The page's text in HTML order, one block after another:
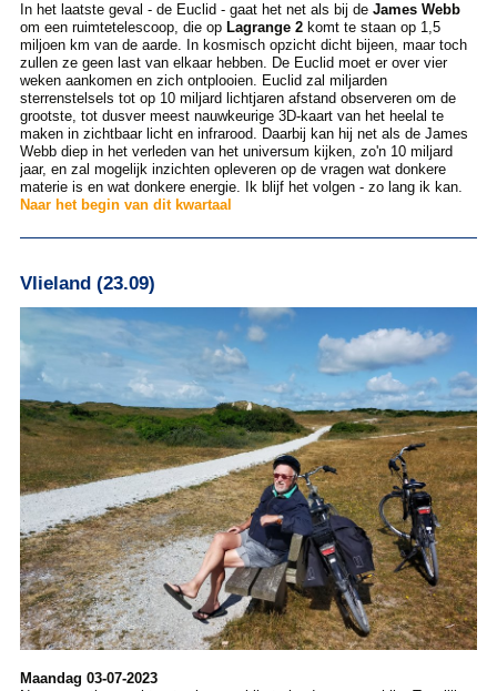
In het laatste geval - de Euclid - gaat het net als bij de James Webb
om een ruimtetelescoop, die op Lagrange 2komt te staan op 1,5
miljoen km van de aarde. In kosmisch opzicht dicht bijeen, maar toch
zullen ze geen last van elkaar hebben. De Euclid moet er over vier
weken aankomen en zich ontplooien. Euclid zal miljarden
sterrenstelsels tot op 10 miljard lichtjaren afstand observeren om de
grootste, tot dusver meest nauwkeurige 3D-kaart van het heelal te
maken in zichtbaar licht en infrarood. Daarbij kan hij net als de James
Webb diep in het verleden van het universum kijken, zo'n 10 miljard
jaar, en zal mogelijk inzichten opleveren op de vragen wat donkere
materie is en wat donkere energie. Ik blijf het volgen - zo lang ik kan.
Naar het begin van dit kwartaal
Vlieland (23.09)
Maandag 03-07-2023